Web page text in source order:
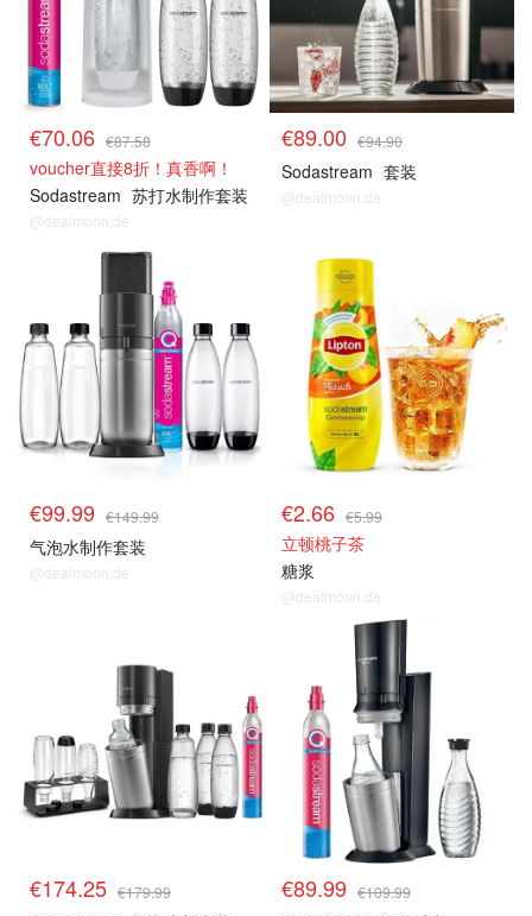
€70.06 €87.58
voucher直接8折！真香啊！
Sodastream 苏打水制作套装
@dealmoon.de
€89.00 €94.90
Sodastream 套装
@dealmoon.de
€99.99 €149.99
气泡水制作套装
@dealmoon.de
€2.66 €5.99
立顿桃子茶
糖浆
@dealmoon.de
€174.25 €179.99 €89.99 €109.99